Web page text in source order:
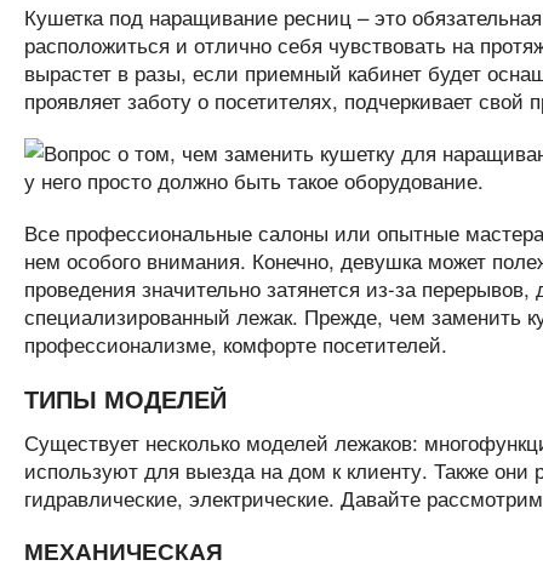
Кушетка под наращивание ресниц – это
расположиться и отлично себя чувствовать на
вырастет в разы, если приемный кабинет будет
проявляет заботу о посетителях, подчеркивает
Все профессиональные салоны или опытные
нем особого внимания. Конечно, девушка может
проведения значительно затянется из-за
специализированный лежак. Прежде, чем заменить
профессионализме, комфорте посетителей.
ТИПЫ МОДЕЛЕЙ
Существует несколько моделей лежаков:
используют для выезда на дом к клиенту. Также
гидравлические, электрические. Давайте
МЕХАНИЧЕСКАЯ